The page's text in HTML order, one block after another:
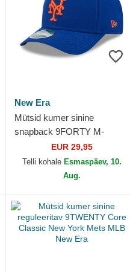
New Era
Mütsid kumer sinine
snapback 9FORTY M-
Crown Player Replica New
York Mets MLB New Era
EUR 29,95
Telli kohale Esmaspäev, 10.
Aug.